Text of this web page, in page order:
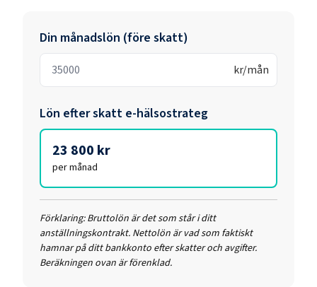
Din månadslön (före skatt)
kr/mån
Lön efter skatt e-hälsostrateg
23 800 kr
per månad
Förklaring: Bruttolön är det som står i ditt
anställningskontrakt. Nettolön är vad som faktiskt
hamnar på ditt bankkonto efter skatter och avgifter.
Beräkningen ovan är förenklad.